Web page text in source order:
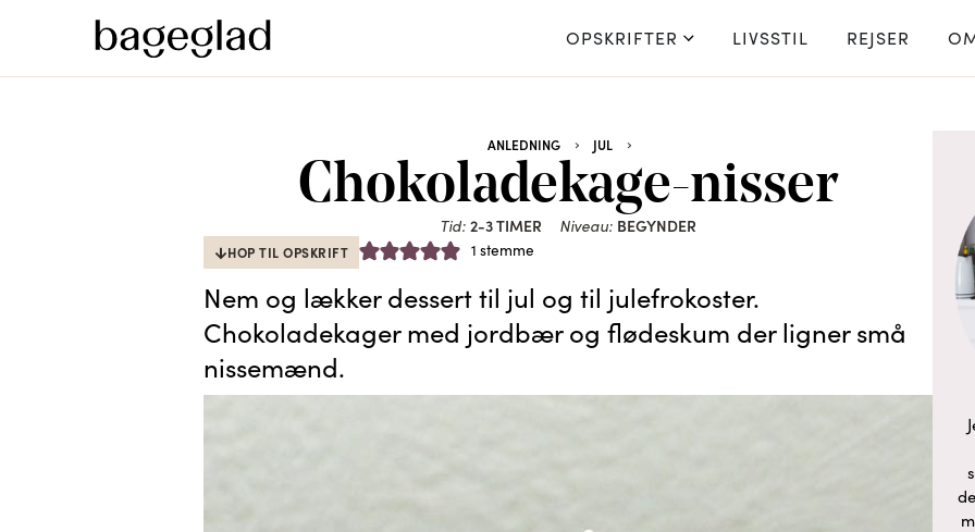
OPSKRIFTER LIVSSTIL REJSER
ANLEDNING JUL
Chokoladekage-nisser
Tid: 2-3 TIMER Niveau: BEGYNDER
HOP TIL OPSKRIFT 1 stemme
Nem og lækker dessert til jul og til julefrokoster.
Chokoladekager med jordbær og flødeskum der ligner små
nissemænd.